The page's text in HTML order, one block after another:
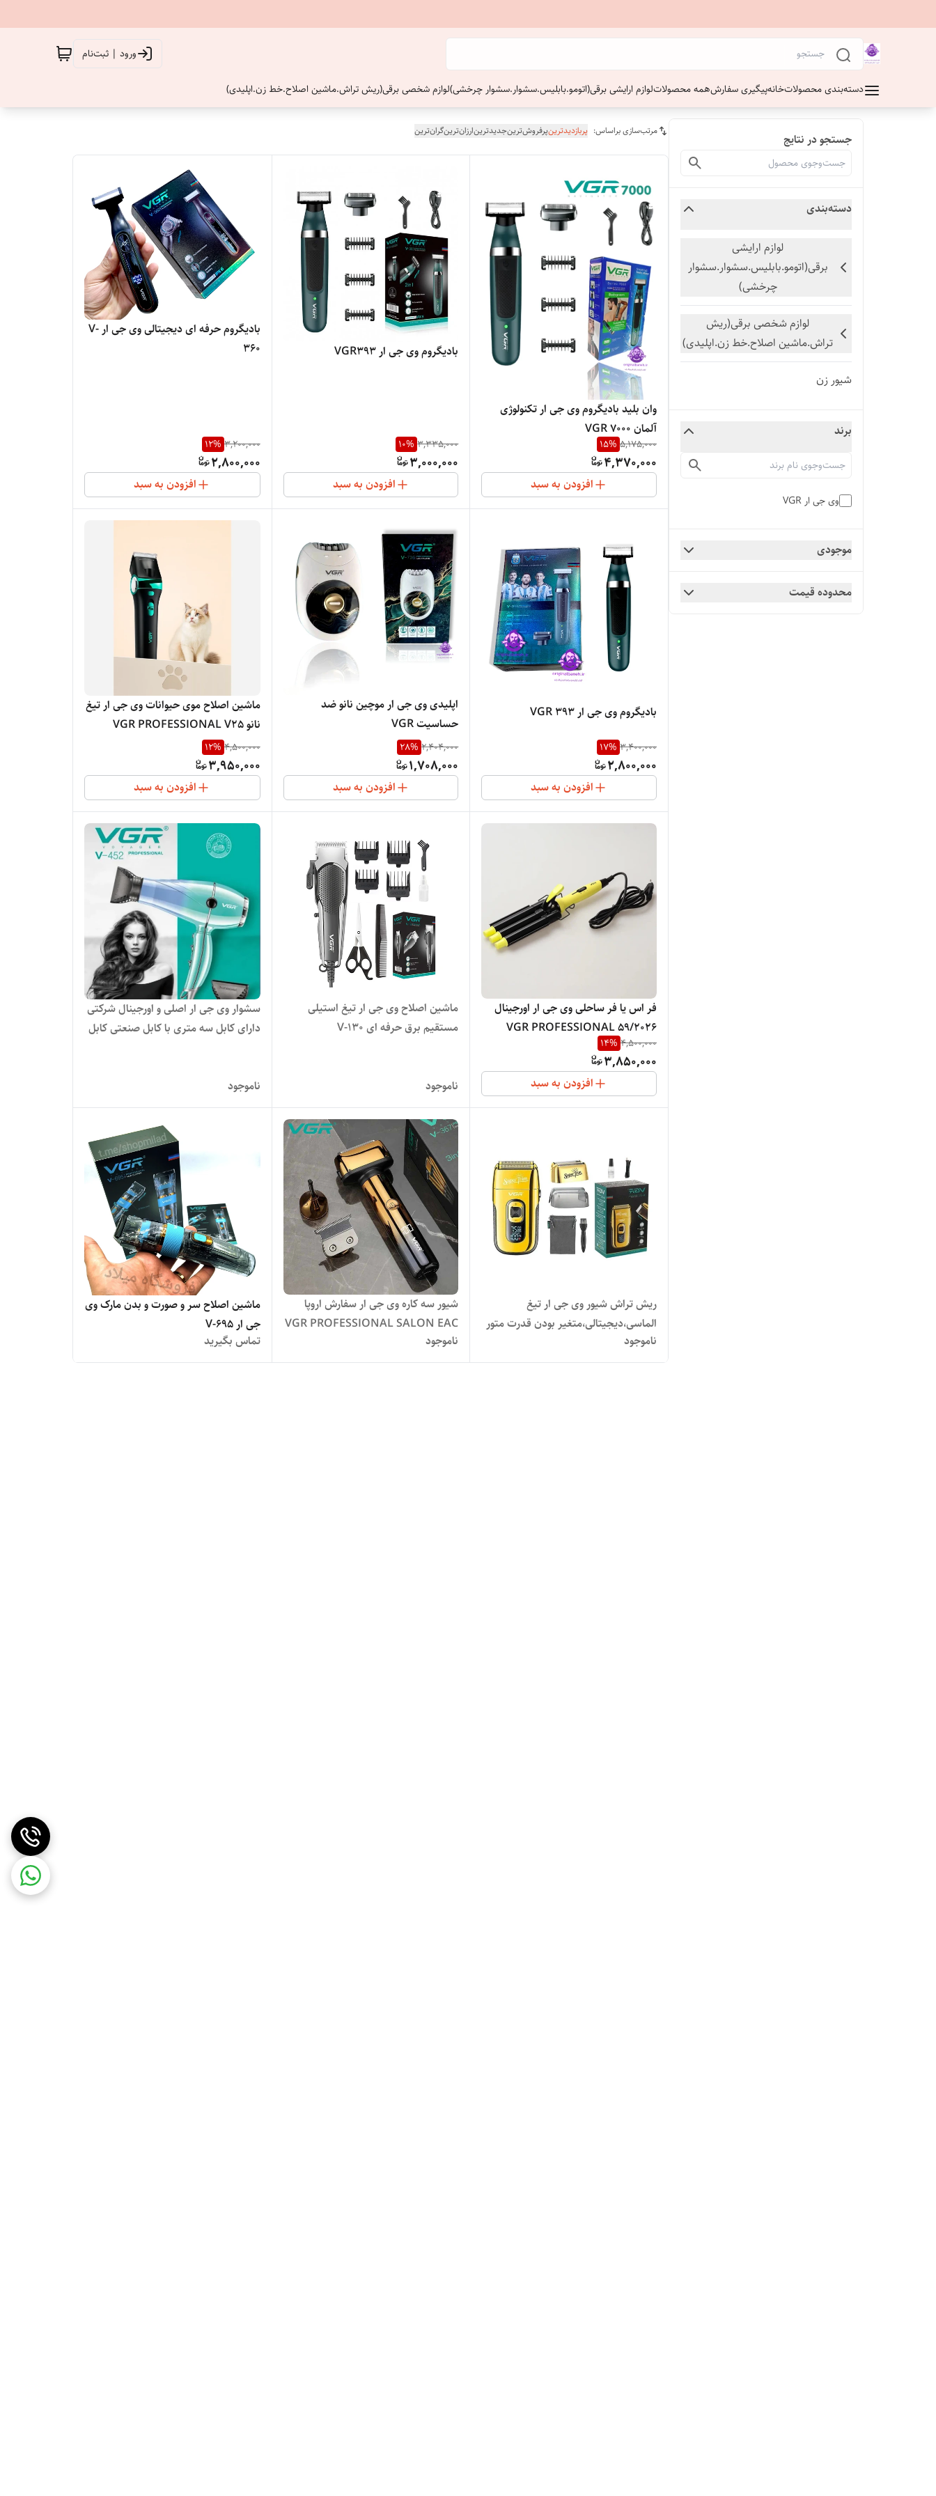
ورود | ثبت‌نام
دسته‌بندی محصولاتخانهپیگیری سفارشهمه محصولاتلوازم ارایشی برقی(اتومو.بابلیس.سشوار.سشوار چرخشی)لوازم شخصی برقی(ریش تراش.ماشین اصلاح.خط زن.اپلیدی)
جستجو در نتایج
دسته‌بندی
لوازم ارایشی
برقی(اتومو.بابلیس.سشوار.سشوار
چرخشی)
لوازم شخصی برقی(ریش
تراش.ماشین اصلاح.خط زن.اپلیدی)
شیور زن
برند
وی جی ار VGR
موجودی
محدوده قیمت
مرتب‌سازی براساس: پربازدیدترینپرفروش‌ترینجدیدترینارزان‌ترینگران‌ترین
وان بلید بادیگروم وی جی ار تکنولوژی
آلمان VGR 7000
5,175,000
15%
4,370,000
افزودن به سبد
بادیگروم وی جی ار VGR393
3,335,000
10%
3,000,000
افزودن به سبد
بادیگروم حرفه ای دیجیتالی وی جی ار V-
360
3,200,000
12%
2,800,000
افزودن به سبد
بادیگروم وی جی ار VGR 393
3,400,000
17%
2,800,000
افزودن به سبد
اپلیدی وی جی ار موچین نانو ضد
حساسیت VGR
2,404,000
28%
1,708,000
افزودن به سبد
ماشین اصلاح موی حیوانات وی جی ار تیغ
نانو VGR PROFESSIONAL V25
4,500,000
12%
3,950,000
افزودن به سبد
فر اس یا فر ساحلی وی جی ار اورجینال
VGR PROFESSIONAL 59/2026
4,500,000
14%
3,850,000
افزودن به سبد
ماشین اصلاح وی جی ار تیغ استیلی
مستقیم برق حرفه ای V-130
ناموجود
سشوار وی جی ار اصلی و اورجینال شرکتی
دارای کابل سه متری با کابل صنعتی کابل
ناموجود
ریش تراش شیور وی جی ار تیغ
الماسی،دیجیتالی،متغیر بودن قدرت متور
متناسب با نوع مو
ناموجود
شیور سه کاره وی جی ار سفارش اروپا
VGR PROFESSIONAL SALON EAC
ناموجود
ماشین اصلاح سر و صورت و بدن مارک وی
جی ار V-695
تماس بگیرید